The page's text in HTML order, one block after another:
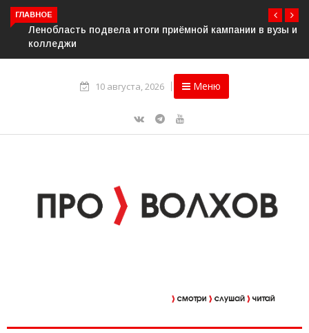
ГЛАВНОЕ
Ленобласть подвела итоги приёмной кампании в вузы и
колледжи
10 августа, 2026 Меню